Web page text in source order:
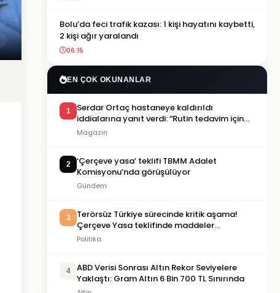
Bolu’da feci trafik kazası: 1 kişi hayatını kaybetti,
2 kişi ağır yaralandı
06:15
EN ÇOK OKUNANLAR
1
Serdar Ortaç hastaneye kaldırıldı
iddialarına yanıt verdi: “Rutin tedavim için
buradayım”
Magazin
2
‘Çerçeve yasa’ teklifi TBMM Adalet
Komisyonu’nda görüşülüyor
Gündem
3
Terörsüz Türkiye sürecinde kritik aşama!
Çerçeve Yasa teklifinde maddeler
görüşülmeye başlandı
Politika
4
ABD Verisi Sonrası Altın Rekor Seviyelere
Yaklaştı: Gram Altın 6 Bin 700 TL Sınırında